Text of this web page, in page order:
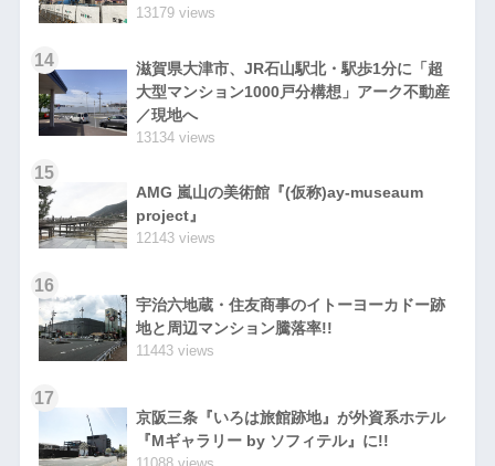
13179 views
14
滋賀県大津市、JR石山駅北・駅歩1分に「超
大型マンション1000戸分構想」アーク不動産
／現地へ
13134 views
15
AMG 嵐山の美術館『(仮称)ay-museaum
project』
12143 views
16
宇治六地蔵・住友商事のイトーヨーカドー跡
地と周辺マンション騰落率!!
11443 views
17
京阪三条『いろは旅館跡地』が外資系ホテル
『Mギャラリー by ソフィテル』に!!